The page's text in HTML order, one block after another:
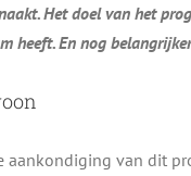
Het doel van het
heeft. En nog
aankondiging van dit